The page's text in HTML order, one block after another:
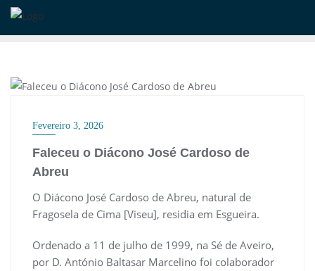
Skip
Fevereiro 3, 2026
Faleceu o Diácono José Cardoso de
Abreu
O Diácono José Cardoso de Abreu, natural de
Fragosela de Cima [Viseu], residia em Esgueira.
Ordenado a 11 de julho de 1999, na Sé de Aveiro,
por D. António Baltasar Marcelino foi colaborador